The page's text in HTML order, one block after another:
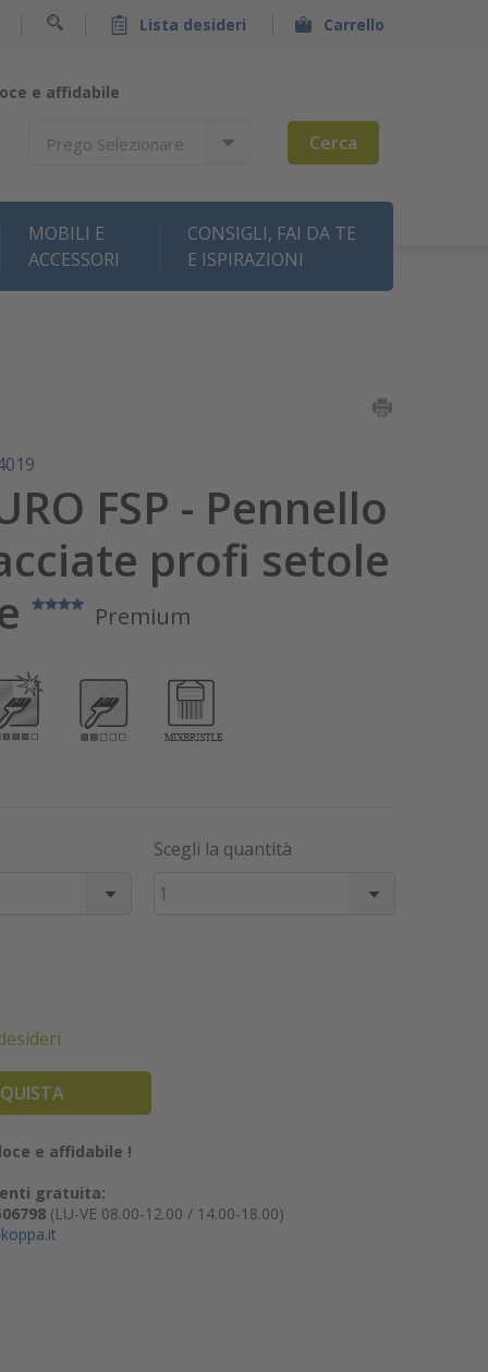
Lista desideri Carrello
e affidabile
Prego Selezionare Cerca
MOBILI E
ACCESSORI
CONSIGLI, FAI DA TE
E ISPIRAZIONI
FSP - Pennello
profi setole
Premium
Scegli la quantità
1
e affidabile !
gratuita:
(LU-VE 08.00-12.00 / 14.00-18.00)